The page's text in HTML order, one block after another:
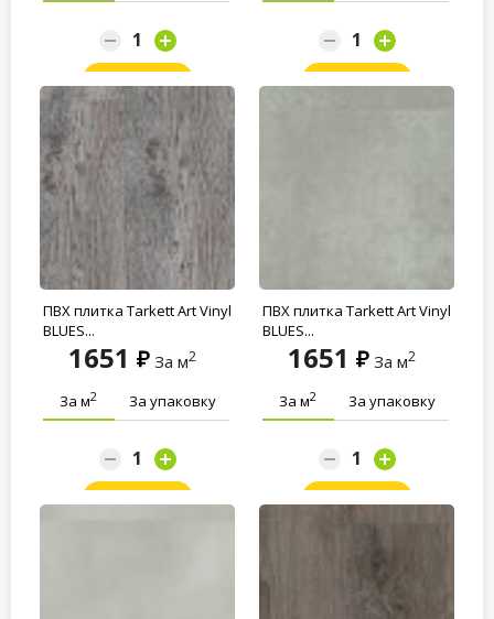
Заказать Заказать
ПВХ плитка Tarkett Art Vinyl
BLUES...
1651 За м2
За м2 За упаковку
Заказать
ПВХ плитка Tarkett Art Vinyl
BLUES...
1651 За м2
За м2 За упаковку
Заказать